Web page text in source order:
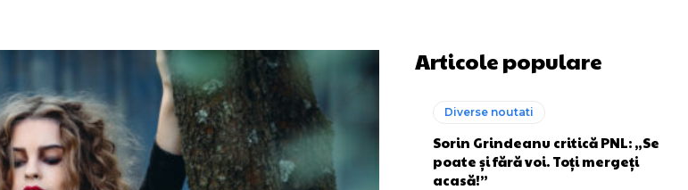
Articole populare
Diverse noutati
Sorin Grindeanu critică PNL: „Se
poate și fără voi. Toți mergeți
acasă!”